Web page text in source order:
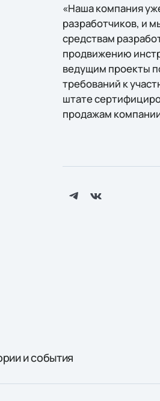
«Наша компания
разработчиков, и
средствам
продвижению
ведущим проекты
требований к
штате
продажам
и события